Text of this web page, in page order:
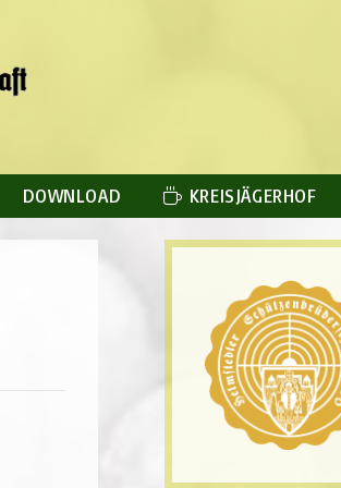
DOWNLOAD KREISJÄGERHOF